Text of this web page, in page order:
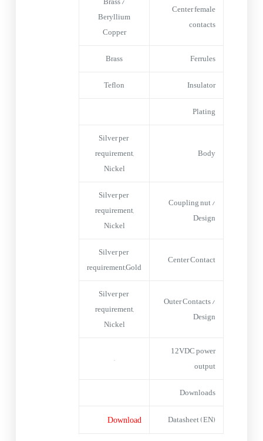
Center female
contacts
Beryllium
Copper
Ferrules
Brass
Insulator
Teflon
Plating
Body
Silver per
requirement,
Nickel
Coupling nut /
Design
Silver per
requirement,
Nickel
Center Contact
Silver per
requirement,Gold
Outer Contacts /
Design
Silver per
requirement,
Nickel
12VDC power
output
–
Downloads
Datasheet (EN)
Download